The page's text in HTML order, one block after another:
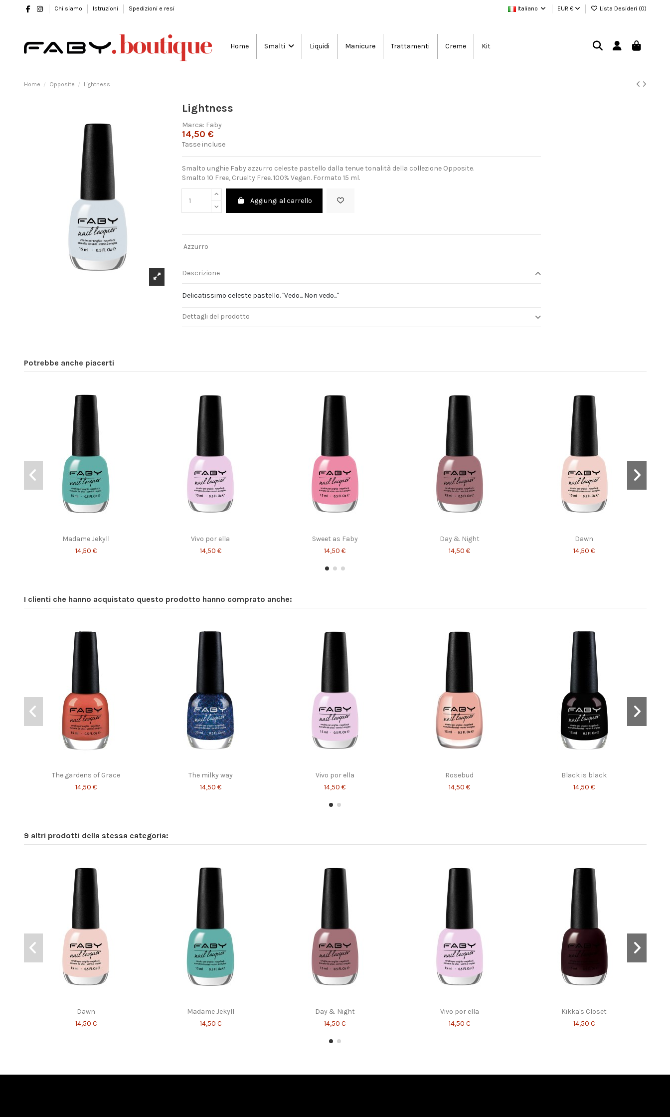
Chi siamo Istruzioni Spedizioni e resi Italiano EUR € Lista Desideri (0)
Home Smalti Liquidi Manicure Trattamenti Creme Kit
Home Opposite Lightness
Lightness
Marca: Faby
14,50 €
Tasse incluse
Smalto unghie Faby azzurro celeste pastello dalla tenue tonalità della collezione Opposite.
Smalto 10 Free, Cruelty Free. 100% Vegan. Formato 15 ml.
Aggiungi al carrello
Azzurro
Descrizione
Delicatissimo celeste pastello. "Vedo... Non vedo..."
Dettagli del prodotto
Potrebbe anche piacerti
Madame Jekyll
14,50 €
Vivo por ella
14,50 €
Sweet as Faby
14,50 €
Day & Night
14,50 €
Dawn
14,50 €
Sunset
14,50 €
Eternity
14,50 €
Kikka's Closet
14,50 €
Jump on the Dark side
14,50 €
Lady Hyde
14,50 €
Opposite Mini Kit
19,00 €
I clienti che hanno acquistato questo prodotto hanno comprato anche:
The gardens of Grace
14,50 €
The milky way
14,50 €
Vivo por ella
14,50 €
Rosebud
14,50 €
Black is black
14,50 €
Nourish Base Coat
14,50 €
Nail Corrector Pen
15,00 €
Essential Removal Wraps
3,00 €
9 altri prodotti della stessa categoria:
Dawn
14,50 €
Madame Jekyll
14,50 €
Day & Night
14,50 €
Vivo por ella
14,50 €
Kikka's Closet
14,50 €